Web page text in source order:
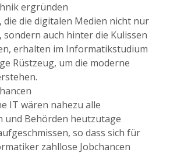
ergründen
die die digitalen Medien nicht nur
sondern auch hinter die Kulissen
erhalten im Informatikstudium
Rüstzeug, um die moderne
IT wären nahezu alle
und Behörden heutzutage
so dass sich für
zahllose Jobchancen